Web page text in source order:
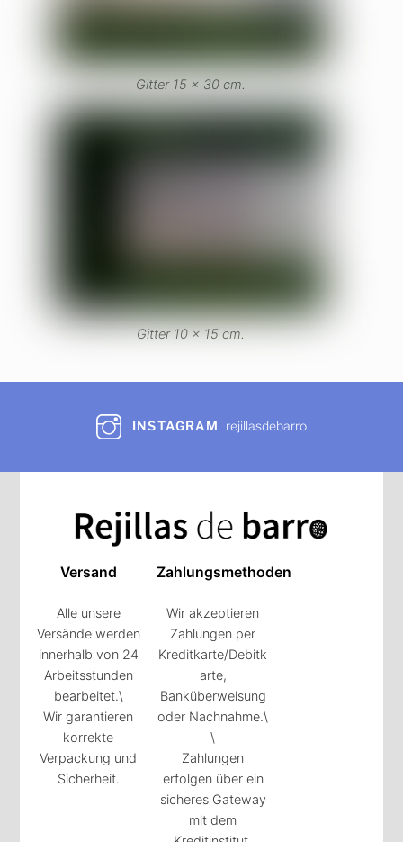
Gitter 15 x 30 cm.
Gitter 10 x 15 cm.
INSTAGRAM rejillasdebarro
Versand
Alle unsere
Versände werden
innerhalb von 24
Arbeitsstunden
bearbeitet.\
Wir garantieren
korrekte
Verpackung und
Sicherheit.
Zahlungsmethoden
Wir akzeptieren
Zahlungen per
Kreditkarte/Debitk
arte,
Banküberweisung
oder Nachnahme.\
\
Zahlungen
erfolgen über ein
sicheres Gateway
mit dem